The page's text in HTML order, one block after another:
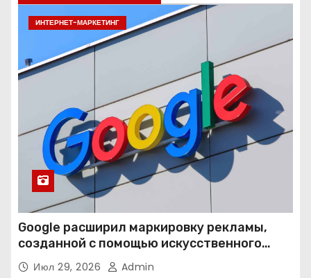
ИНТЕРНЕТ-МАРКЕТИНГ
Google расширил маркировку рекламы,
созданной с помощью искусственного
интеллекта
Июл 29, 2026 Admin